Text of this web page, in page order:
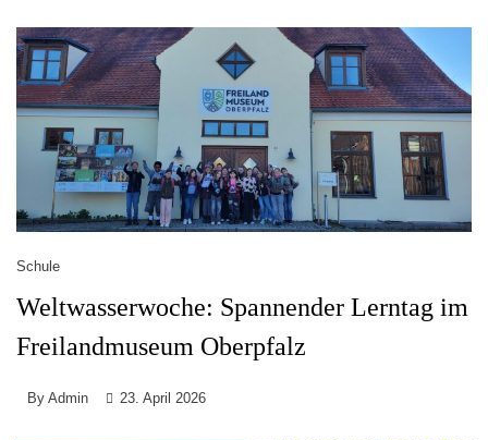
Schule
Weltwasserwoche: Spannender Lerntag im
Freilandmuseum Oberpfalz
By Admin 23. April 2026